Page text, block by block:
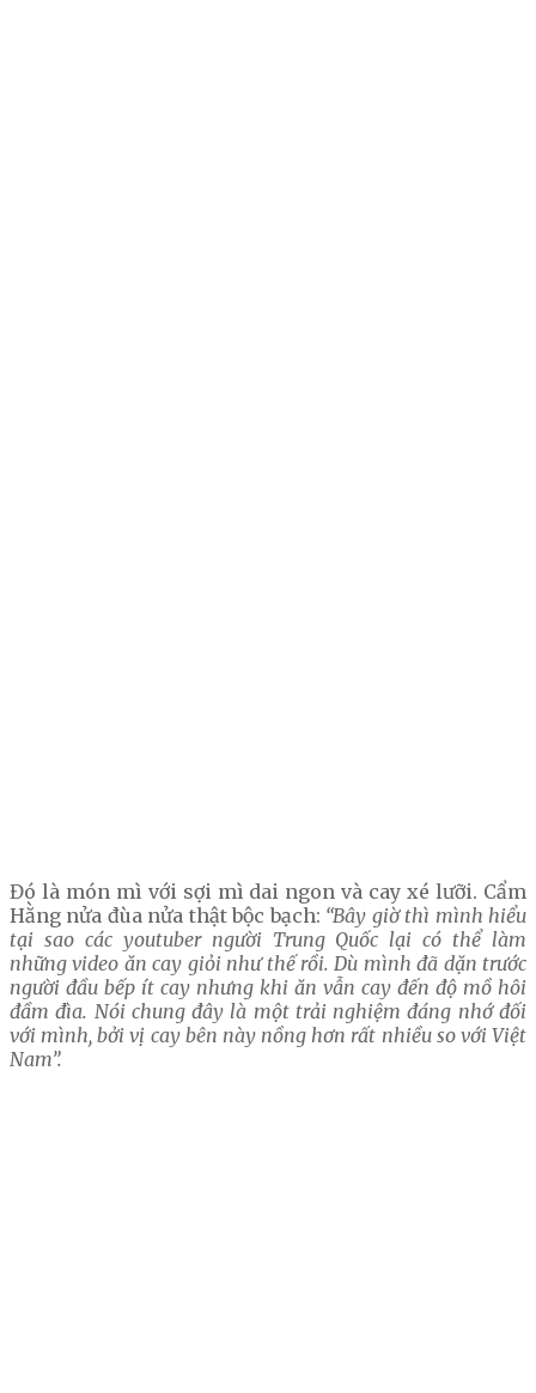
Đó là món mì với sợi mì dai ngon và cay xé lưỡi. Cẩm
Hằng nửa đùa nửa thật bộc bạch: “Bây giờ thì mình hiểu
tại sao các youtuber người Trung Quốc lại có thể làm
những video ăn cay giỏi như thế rồi. Dù mình đã dặn trước
người đầu bếp ít cay nhưng khi ăn vẫn cay đến độ mồ hôi
đầm đìa. Nói chung đây là một trải nghiệm đáng nhớ đối
với mình, bởi vị cay bên này nồng hơn rất nhiều so với Việt
Nam”.